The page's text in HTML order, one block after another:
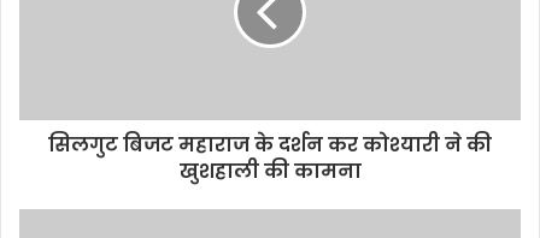
सिलगुट बिजट महाराज के दर्शन कर कोश्यारी ने की
खुशहाली की कामना